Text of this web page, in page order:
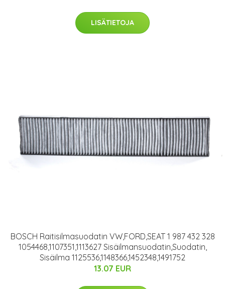
LISÄTIETOJA
BOSCH Raitisilmasuodatin VW,FORD,SEAT 1 987 432 328
1054468,1107351,1113627 Sisäilmansuodatin,Suodatin,
Sisäilma 1125536,1148366,1452348,1491752
13.07 EUR